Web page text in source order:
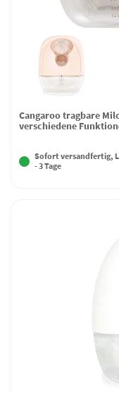
Cangaroo tragbare
verschiedene
Sofort versandfertig,
- 3 Tage